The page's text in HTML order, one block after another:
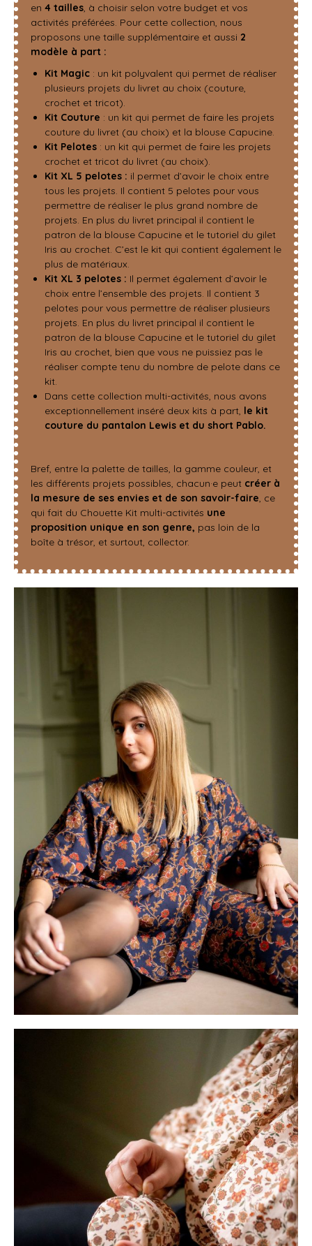
en 4 tailles, à choisir selon votre budget et vos
activités préférées. Pour cette collection, nous
proposons une taille supplémentaire et aussi 2
modèle à part :
Kit Magic : un kit polyvalent qui permet de réaliser
plusieurs projets du livret au choix (couture,
crochet et tricot).
Kit Couture : un kit qui permet de faire les projets
couture du livret (au choix) et la blouse Capucine.
Kit Pelotes : un kit qui permet de faire les projets
crochet et tricot du livret (au choix).
Kit XL 5 pelotes : il permet d’avoir le choix entre
tous les projets. Il contient 5 pelotes pour vous
permettre de réaliser le plus grand nombre de
projets. En plus du livret principal il contient le
patron de la blouse Capucine et le tutoriel du gilet
Iris au crochet. C’est le kit qui contient également le
plus de matériaux.
Kit XL 3 pelotes : Il permet également d’avoir le
choix entre l’ensemble des projets. Il contient 3
pelotes pour vous permettre de réaliser plusieurs
projets. En plus du livret principal il contient le
patron de la blouse Capucine et le tutoriel du gilet
Iris au crochet, bien que vous ne puissiez pas le
réaliser compte tenu du nombre de pelote dans ce
kit.
Dans cette collection multi-activités, nous avons
exceptionnellement inséré deux kits à part, le kit
couture du pantalon Lewis et du short Pablo.
Bref, entre la palette de tailles, la gamme couleur, et
les différents projets possibles, chacun·e peut créer à
la mesure de ses envies et de son savoir-faire, ce
qui fait du Chouette Kit multi-activités une
proposition unique en son genre, pas loin de la
boîte à trésor, et surtout, collector.